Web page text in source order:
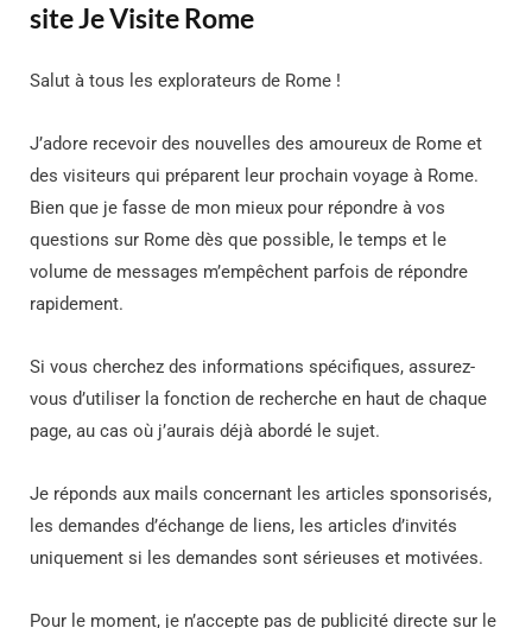
site Je Visite Rome
Salut à tous les explorateurs de Rome !
J’adore recevoir des nouvelles des amoureux de Rome et
des visiteurs qui préparent leur prochain voyage à Rome.
Bien que je fasse de mon mieux pour répondre à vos
questions sur Rome dès que possible, le temps et le
volume de messages m’empêchent parfois de répondre
rapidement.
Si vous cherchez des informations spécifiques, assurez-
vous d’utiliser la fonction de recherche en haut de chaque
page, au cas où j’aurais déjà abordé le sujet.
Je réponds aux mails concernant les articles sponsorisés,
les demandes d’échange de liens, les articles d’invités
uniquement si les demandes sont sérieuses et motivées.
Pour le moment, je n’accepte pas de publicité directe sur le